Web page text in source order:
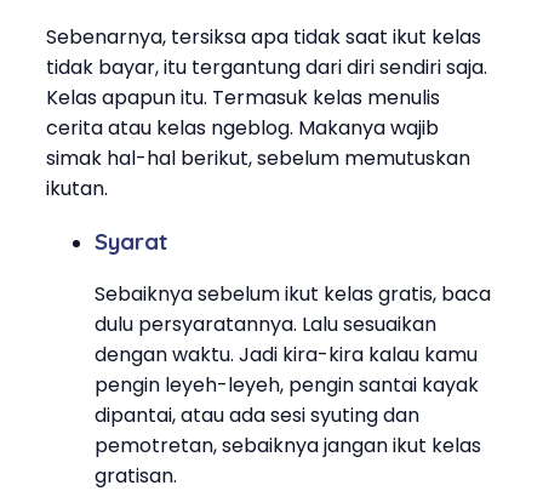
Sebenarnya, tersiksa apa tidak saat ikut kelas
tidak bayar, itu tergantung dari diri sendiri saja.
Kelas apapun itu. Termasuk kelas menulis
cerita atau kelas ngeblog. Makanya wajib
simak hal-hal berikut, sebelum memutuskan
ikutan.
Syarat
Sebaiknya sebelum ikut kelas gratis, baca
dulu persyaratannya. Lalu sesuaikan
dengan waktu. Jadi kira-kira kalau kamu
pengin leyeh-leyeh, pengin santai kayak
dipantai, atau ada sesi syuting dan
pemotretan, sebaiknya jangan ikut kelas
gratisan.